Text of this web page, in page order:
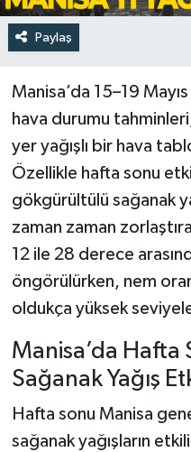
Paylaş
Manisa’da 15–19
hava durumu
yer yağışlı bir hava
Özellikle hafta sonu
gökgürültülü sağanak
zaman zaman
12 ile 28 derece
öngörülürken, nem
oldukça yüksek
Manisa’da
Sağanak Yağış
Hafta sonu Manisa
sağanak yağışların